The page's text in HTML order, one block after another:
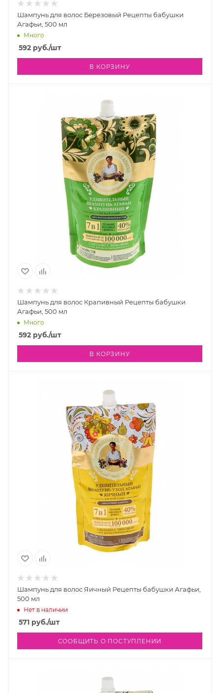
Шампунь для волос Березовый Рецепты бабушки
Агафьи, 500 мл
Много
592 руб./шт
В КОРЗИНУ
Шампунь для волос Крапивный Рецепты бабушки
Агафьи, 500 мл
Много
592 руб./шт
В КОРЗИНУ
Шампунь для волос Яичный Рецепты бабушки Агафьи,
500 мл
Нет в наличии
571 руб./шт
СООБЩИТЬ О ПОСТУПЛЕНИИ